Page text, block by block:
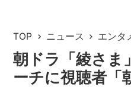
TOP ニュース エンタ
朝ドラ「綾さま
ーチに視聴者「